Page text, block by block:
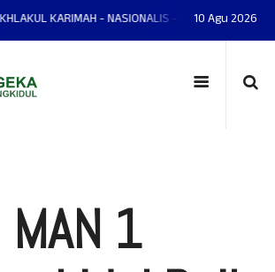
KARIMAH - NASIONALIS - TERAMPIL - ADAPTIF -
10 Agu 2026
MAN 1